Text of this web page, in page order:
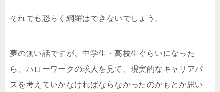
それでも恐らく網羅はできないでしょう。
夢の無い話ですが、中学生・高校生ぐらいになった
ら、ハローワークの求人を見て、現実的なキャリアパ
スを考えていかなければならなかったのかもとか思い